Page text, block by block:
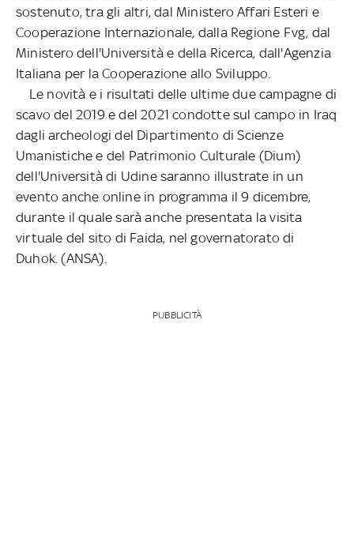
sostenuto, tra gli altri, dal Ministero Affari Esteri e
Cooperazione Internazionale, dalla Regione Fvg, dal
Ministero dell'Università e della Ricerca, dall'Agenzia
Italiana per la Cooperazione allo Sviluppo.
Le novità e i risultati delle ultime due campagne di
scavo del 2019 e del 2021 condotte sul campo in Iraq
dagli archeologi del Dipartimento di Scienze
Umanistiche e del Patrimonio Culturale (Dium)
dell'Università di Udine saranno illustrate in un
evento anche online in programma il 9 dicembre,
durante il quale sarà anche presentata la visita
virtuale del sito di Faida, nel governatorato di
Duhok. (ANSA).
PUBBLICITÀ